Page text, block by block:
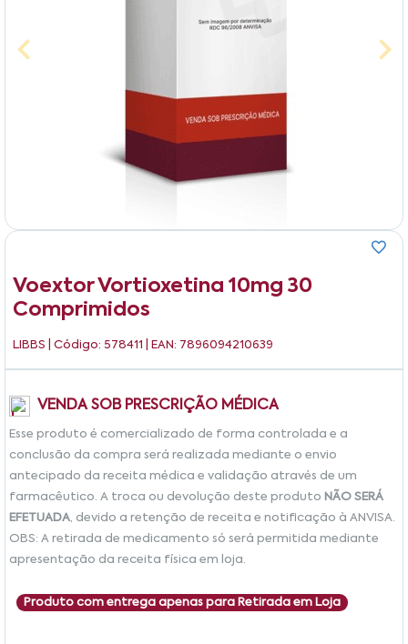
Voextor Vortioxetina 10mg 30
Comprimidos
LIBBS | Código: 578411 | EAN: 7896094210639
VENDA SOB PRESCRIÇÃO MÉDICA
Esse produto é comercializado de forma controlada e a
conclusão da compra será realizada mediante o envio
antecipado da receita médica e validação através de um
farmacêutico. A troca ou devolução deste produto NÃO SERÁ
EFETUADA, devido a retenção de receita e notificação à ANVISA.
OBS: A retirada de medicamento só será permitida mediante
apresentação da receita física em loja.
Produto com entrega apenas para Retirada em Loja